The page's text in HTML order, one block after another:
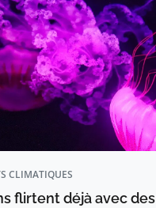
CLIMATIQUES
flirtent déjà avec des